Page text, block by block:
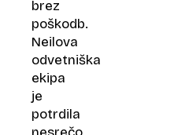
brez
poškodb.
Neilova
odvetniška
ekipa
je
potrdila